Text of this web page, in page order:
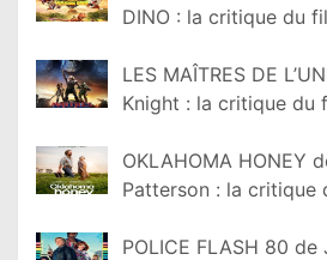
DINO : la critique du
LES MAÎTRES DE
Knight : la critique du
OKLAHOMA HONEY
Patterson : la critique
POLICE FLASH 80